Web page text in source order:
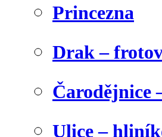
Princezna
Drak –
Čarodějnice
Ulice –